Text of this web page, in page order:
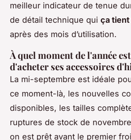
meilleur indicateur de tenue
de détail technique qui ça tient
après des mois d’utilisation.
À quel moment de l'année
d'acheter ses accessoires
La mi-septembre est idéale
ce moment-là, les nouvelles
disponibles, les tailles
ruptures de stock de
on est prêt avant le premier